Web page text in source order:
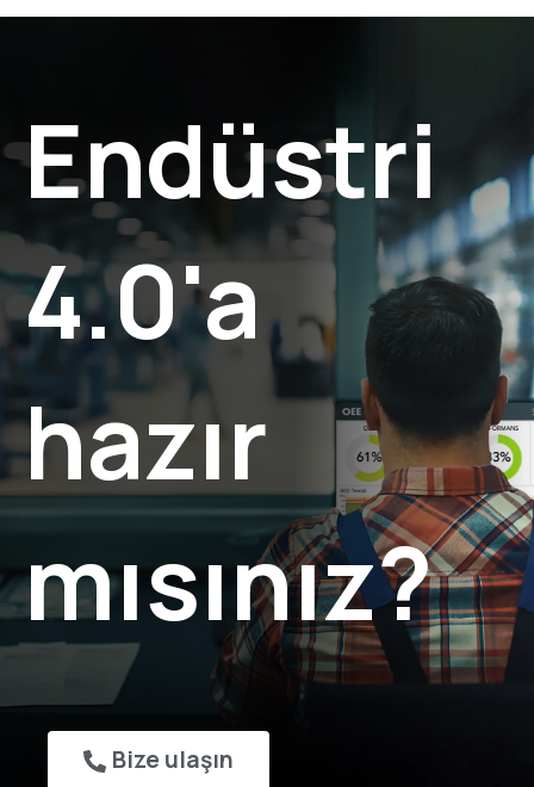
Endüstri
4.0'a
hazır
mısınız?
Bize ulaşın